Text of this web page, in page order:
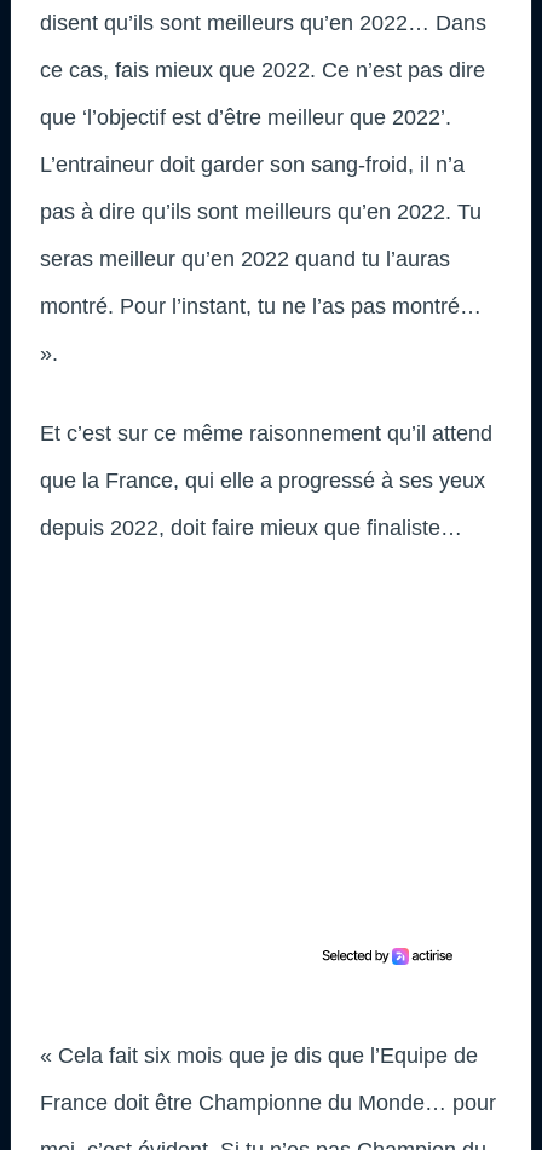
disent qu’ils sont meilleurs qu’en 2022… Dans
ce cas, fais mieux que 2022. Ce n’est pas dire
que ‘l’objectif est d’être meilleur que 2022’.
L’entraineur doit garder son sang-froid, il n’a
pas à dire qu’ils sont meilleurs qu’en 2022. Tu
seras meilleur qu’en 2022 quand tu l’auras
montré. Pour l’instant, tu ne l’as pas montré…
».
Et c’est sur ce même raisonnement qu’il attend
que la France, qui elle a progressé à ses yeux
depuis 2022, doit faire mieux que finaliste…
« Cela fait six mois que je dis que l’Equipe de
France doit être Championne du Monde… pour